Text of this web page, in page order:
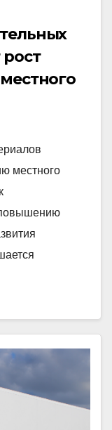
местного